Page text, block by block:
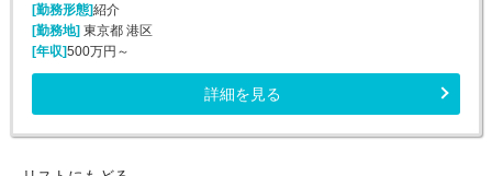
[勤務形態]紹介
[勤務地]東京都 港区
[年収]500万円～
詳細を見る